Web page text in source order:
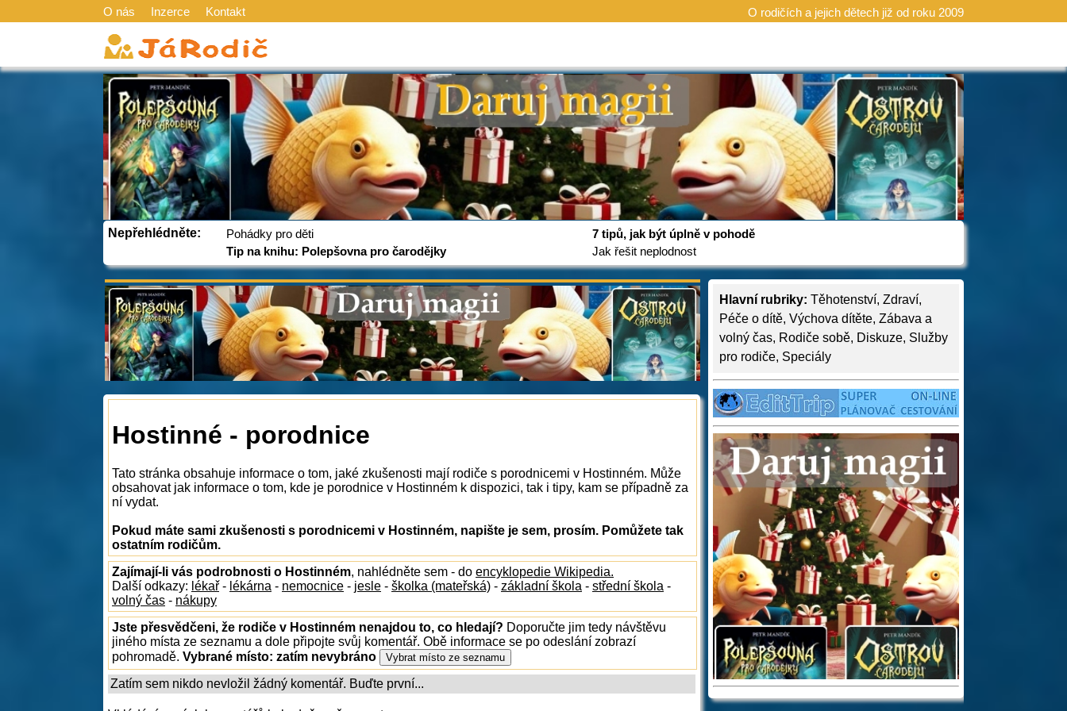
O nás Inzerce Kontakt O rodičích a jejich dětech již od roku 2009
Nepřehlédněte:
Pohádky pro děti
Tip na knihu: Polepšovna pro čarodějky
7 tipů, jak být úplně v pohodě
Jak řešit neplodnost
Hlavní rubriky: Těhotenství, Zdraví,
Péče o dítě, Výchova dítěte, Zábava a
volný čas, Rodiče sobě, Diskuze, Služby
pro rodiče, Speciály
Hostinné - porodnice
Tato stránka obsahuje informace o tom, jaké zkušenosti mají rodiče s porodnicemi v Hostinném. Může
obsahovat jak informace o tom, kde je porodnice v Hostinném k dispozici, tak i tipy, kam se případně za
ní vydat.
Pokud máte sami zkušenosti s porodnicemi v Hostinném, napište je sem, prosím. Pomůžete tak
ostatním rodičům.
Zajímají-li vás podrobnosti o Hostinném, nahlédněte sem - do encyklopedie Wikipedia.
Další odkazy: lékař - lékárna - nemocnice - jesle - školka (mateřská) - základní škola - střední škola -
volný čas - nákupy
Jste přesvědčeni, že rodiče v Hostinném nenajdou to, co hledají? Doporučte jim tedy návštěvu
jiného místa ze seznamu a dole připojte svůj komentář. Obě informace se po odeslání zobrazí
pohromadě. Vybrané místo: zatím nevybráno
Zatím sem nikdo nevložil žádný komentář. Buďte první...